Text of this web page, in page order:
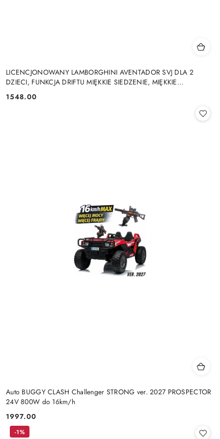
LICENCJONOWANY LAMBORGHINI AVENTADOR SVJ DLA 2
DZIECI, FUNKCJA DRIFTU MIĘKKIE SIEDZENIE, MIĘKKIE
Cena:
1548.00
Auto BUGGY CLASH Challenger STRONG ver. 2027 PROSPECTOR
24V 800W do 16km/h
Cena:
1997.00
-1%